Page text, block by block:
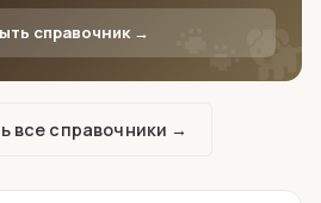
справочник →
🐾🐕
все справочники →